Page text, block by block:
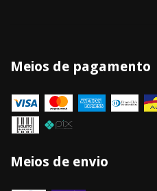
Meios de pagamento
Meios de envio